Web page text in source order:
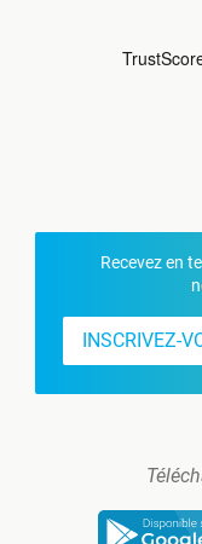
Recevez en
INSCRIVEZ-